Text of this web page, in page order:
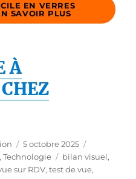
EN VERRES
SAVOIR PLUS
À
Publié
le
5 octobre 2025
,Technologie Étiquettes
bilan visuel,
sur RDV,test de vue,